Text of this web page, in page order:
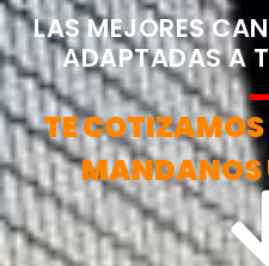
LAS MEJORES
ADAPTADAS A
TE
MANDANOS